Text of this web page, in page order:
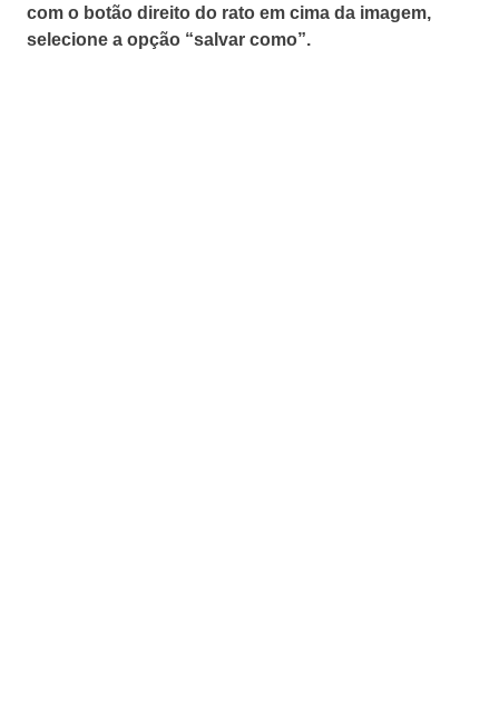
com o botão direito do rato em cima da imagem,
selecione a opção “salvar como”.